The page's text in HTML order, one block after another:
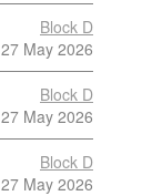
Block D
27 May 2026
Block D
27 May 2026
Block D
27 May 2026